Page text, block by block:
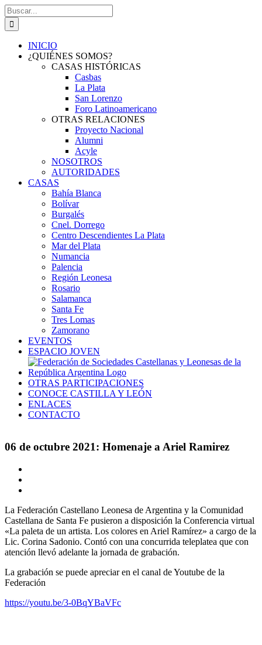
Saltar
al
contenido
Buscar:
INICIO
¿QUIÉNES SOMOS?
CASAS HISTÓRICAS
Casbas
La Plata
San Lorenzo
Foro Latinoamericano
OTRAS RELACIONES
Proyecto Nacional
Alumni
Acyle
NOSOTROS
AUTORIDADES
CASAS
Bahía Blanca
Bolívar
Burgalés
Cnel. Dorrego
Centro Descendientes La Plata
Mar del Plata
Numancia
Palencia
Región Leonesa
Rosario
Salamanca
Santa Fe
Tres Lomas
Zamorano
EVENTOS
ESPACIO JOVEN
OTRAS PARTICIPACIONES
CONOCE CASTILLA Y LEÓN
ENLACES
CONTACTO
06 de octubre 2021: Homenaje a Ariel Ramirez
La Federación Castellano Leonesa de Argentina y la Comunidad
Castellana de Santa Fe pusieron a disposición la Conferencia virtual
«La paleta de un artista. Los colores en Ariel Ramírez» a cargo de la
Lic. Corina Sadonio. Contó con una concurrida teleplatea que con
atención llevó adelante la jornada de grabación.
La grabación se puede apreciar en el canal de Youtube de la
Federación
https://youtu.be/3-0BqYBaVFc